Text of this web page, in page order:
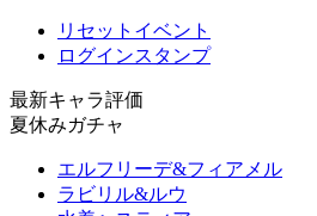
リセットイベント
ログインスタンプ
最新キャラ評価
夏休みガチャ
エルフリーデ&フィアメル
ラビリル&ルウ